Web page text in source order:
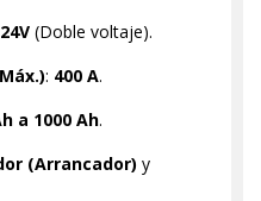
(Doble voltaje).
: 400 A.
a 1000 Ah.
(Arrancador) y